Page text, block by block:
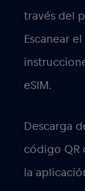
través del
Escanear
eSIM.
Descarga
código QR
la